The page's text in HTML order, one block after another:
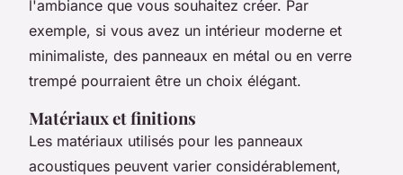
l'ambiance que vous souhaitez créer. Par
exemple, si vous avez un intérieur moderne et
minimaliste, des panneaux en métal ou en verre
trempé pourraient être un choix élégant.
Matériaux et finitions
Les matériaux utilisés pour les panneaux
acoustiques peuvent varier considérablement,